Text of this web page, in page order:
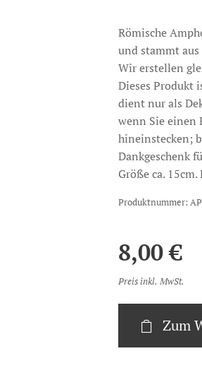
Römische
und stammt
Wir erstellen
Dieses Produkt
dient nur als
wenn Sie einen
hineinstecken;
Dankgeschenk
Größe ca.
Produktnummer:
8,00€
Preis inkl. MwSt.
Zum